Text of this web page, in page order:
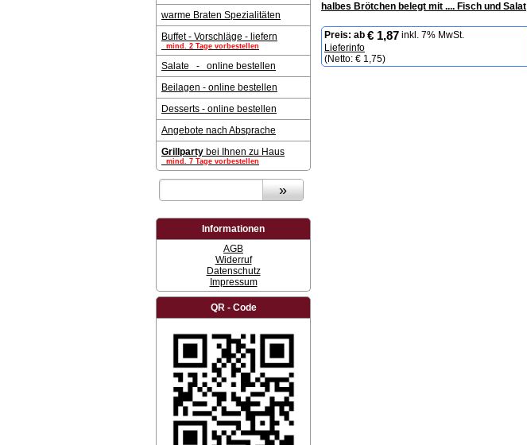
warme Braten Spezialitäten
Buffet - Vorschläge - liefern
mind. 2 Tage vorbestellen
Salate - online bestellen
Beilagen - online bestellen
Desserts - online bestellen
Angebote nach Absprache
Grillparty bei Ihnen zu Haus
mind. 7 Tage vorbestellen
Informationen
AGB
Widerruf
Datenschutz
Impressum
QR - Code
halbes Brötchen belegt mit .... Fisch und Salat
Preis: ab € 1,87 inkl. 7% MwSt.
Lieferinfo
(Netto: € 1,75)